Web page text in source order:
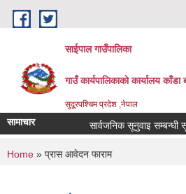
Skip to main content
साईपाल गाउँपालिका
गाउँ कार्यपालिकाकाे कार्यालय
सुदूरपश्चिम प्रदेश ,नेपाल
सामाचार सार्वजनिक सूनुवाइ सम्बन्धी
You are here
Home » प्रास आवेदन फाराम